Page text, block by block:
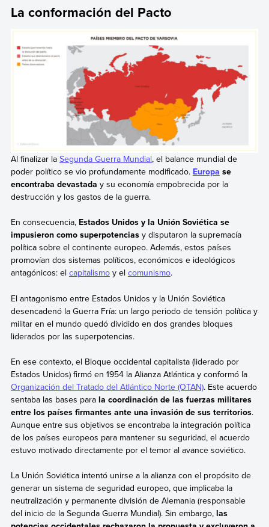
La conformación del Pacto
Al finalizar la Segunda Guerra Mundial, el balance mundial de
poder político se vio profundamente modificado. Europa se
encontraba devastada y su economía empobrecida por la
destrucción y los gastos de la guerra.
En consecuencia, Estados Unidos y la Unión Soviética se
impusieron como superpotencias y disputaron la supremacía
política sobre el continente europeo. Además, estos países
promovían dos sistemas políticos, económicos e ideológicos
antagónicos: el capitalismoy el comunismo.
El antagonismo entre Estados Unidos y la Unión Soviética
desencadenó la Guerra Fría: un largo periodo de tensión política y
militar en el mundo quedó dividido en dos grandes bloques
liderados por las superpotencias.
En ese contexto, el Bloque occidental capitalista (liderado por
Estados Unidos) firmó en 1954 la Alianza Atlántica y conformó la
Organización del Tratado del Atlántico Norte (OTAN). Este acuerdo
sentaba las bases para la coordinación de las fuerzas militares
entre los países firmantes ante una invasión de sus territorios.
Aunque entre sus objetivos se encontraba la integración política
de los países europeos para mantener su seguridad, el acuerdo
estuvo motivado directamente por el temor al avance soviético.
La Unión Soviética intentó unirse a la alianza con el propósito de
generar un sistema de seguridad europeo, que implicaba la
neutralización y permanente división de Alemania (responsable
del inicio de la Segunda Guerra Mundial). Sin embargo, las